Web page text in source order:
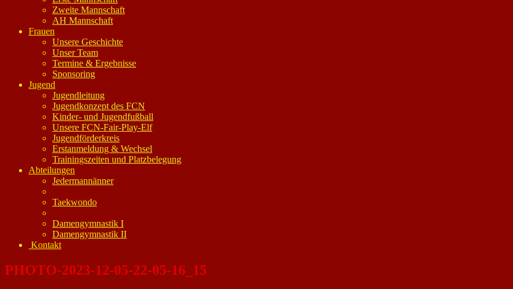
Zweite Mannschaft
AH Mannschaft
Frauen
Unsere Geschichte
Unser Team
Termine & Ergebnisse
Sponsoring
Jugend
Jugendleitung
Jugendkonzept des FCN
Kinder- und Jugendfußball
Unsere FCN-Fair-Play-Elf
Jugendförderkreis
Erstanmeldung & Wechsel
Trainingszeiten und Platzbelegung
Abteilungen
Jedermannänner
Taekwondo
Damengymnastik I
Damengymnastik II
Kontakt
PHOTO-2023-12-05-22-05-16_15